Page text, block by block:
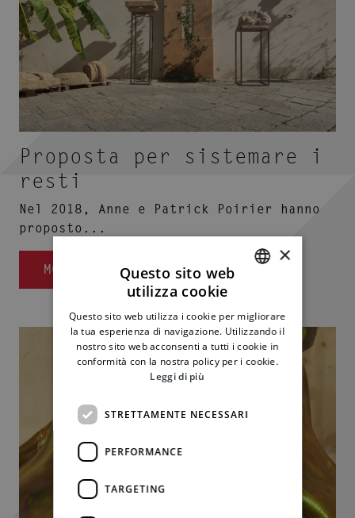
Proposta per sistemare i
resti
Nel 2018, Anne e Patrick Poirier hanno
proposto...
MOSTRA
ENGLISH
×
Questo sito web
utilizza cookie
Questo sito web utilizza i cookie per migliorare
la tua esperienza di navigazione. Utilizzando il
nostro sito web acconsenti a tutti i cookie in
conformità con la nostra policy per i cookie.
Leggi di più
STRETTAMENTE NECESSARI
PERFORMANCE
TARGETING